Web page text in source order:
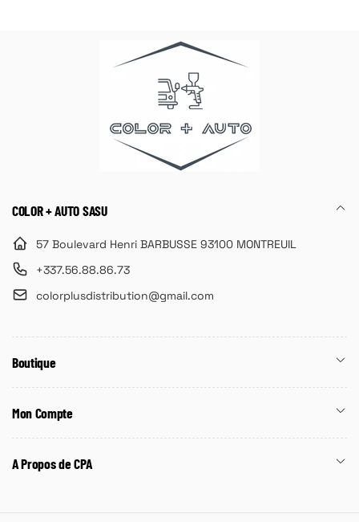
COLOR + AUTO SASU
57 Boulevard Henri BARBUSSE 93100 MONTREUIL
+337.56.88.86.73
colorplusdistribution@gmail.com
Boutique
Mon Compte
A Propos de CPA